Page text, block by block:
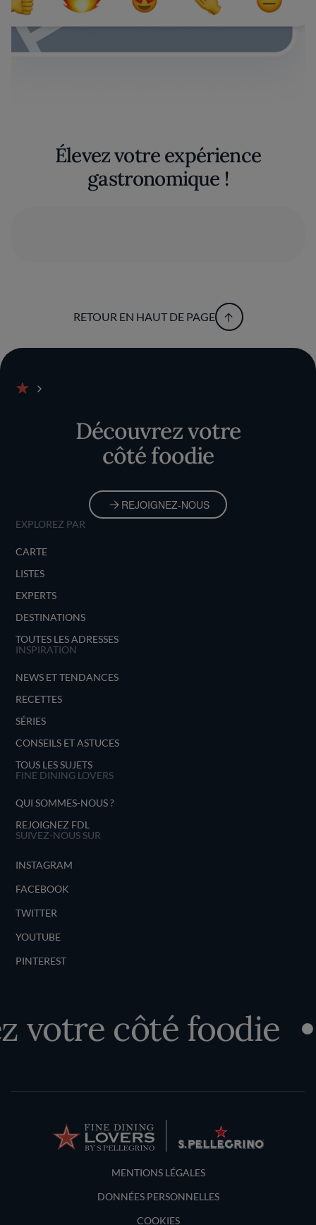
Élevez votre expérience
gastronomique !
RETOUR EN HAUT DE PAGE
Découvrez votre
côté foodie
REJOIGNEZ-NOUS
EXPLOREZ PAR
CARTE
LISTES
EXPERTS
DESTINATIONS
TOUTES LES ADRESSES
INSPIRATION
NEWS ET TENDANCES
RECETTES
SÉRIES
CONSEILS ET ASTUCES
TOUS LES SUJETS
FINE DINING LOVERS
QUI SOMMES-NOUS ?
REJOIGNEZ FDL
SUIVEZ-NOUS SUR
INSTAGRAM
FACEBOOK
TWITTER
YOUTUBE
PINTEREST
votre côté foodie
Terms and Conditions
MENTIONS LÉGALES
DONNÉES PERSONNELLES
COOKIES